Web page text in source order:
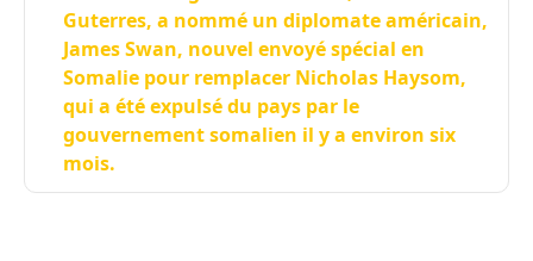
Guterres, a nommé un diplomate américain,
James Swan, nouvel envoyé spécial en
Somalie pour remplacer Nicholas Haysom,
qui a été expulsé du pays par le
gouvernement somalien il y a environ six
mois.